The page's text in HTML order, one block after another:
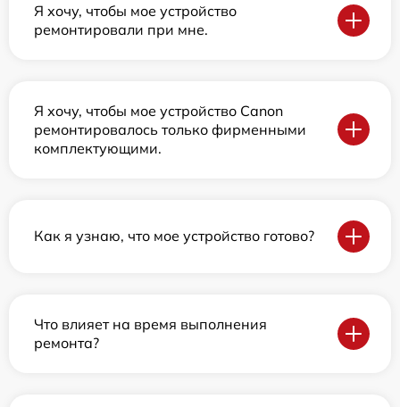
Я хочу, чтобы мое устройство
ремонтировали при мне.
Я хочу, чтобы мое устройство Canon
ремонтировалось только фирменными
комплектующими.
Как я узнаю, что мое устройство готово?
Что влияет на время выполнения
ремонта?